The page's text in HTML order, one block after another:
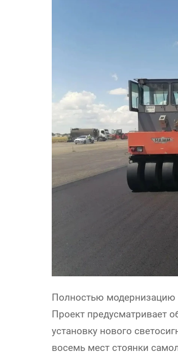
Полностью модернизацию
Проект предусматривает
установку нового
восемь мест стоянки